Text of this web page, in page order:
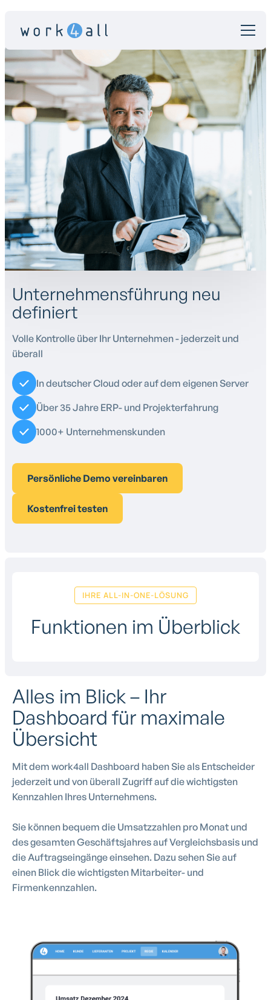
Unternehmensführung neu
definiert
Volle Kontrolle über Ihr Unternehmen - jederzeit und
überall
In deutscher Cloud oder auf dem eigenen Server
Über 35 Jahre ERP- und Projekterfahrung
1000+ Unternehmenskunden
Persönliche Demo vereinbaren
Kostenfrei testen
IHRE ALL-IN-ONE-LÖSUNG
Funktionen im Überblick
Alles im Blick – Ihr
Dashboard für maximale
Übersicht
Mit dem work4all Dashboard haben Sie als Entscheider
jederzeit und von überall Zugriff auf die wichtigsten
Kennzahlen Ihres Unternehmens.
Sie können bequem die Umsatzzahlen pro Monat und
des gesamten Geschäftsjahres auf Vergleichsbasis und
die Auftragseingänge einsehen. Dazu sehen Sie auf
einen Blick die wichtigsten Mitarbeiter- und
Firmenkennzahlen.